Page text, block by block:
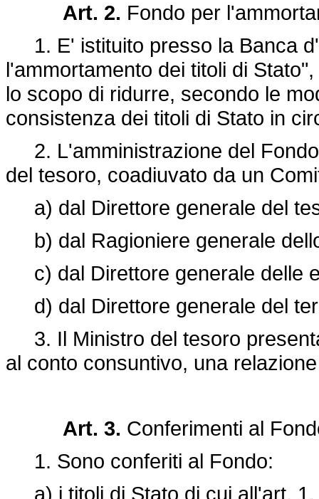
Art. 2. Fondo per
1. E' istituito presso la Banca
l'ammortamento dei titoli di
lo scopo di ridurre, secondo le
consistenza dei titoli di Stato in
2. L'amministrazione del
del tesoro, coadiuvato da un
a) dal Direttore generale del
b) dal Ragioniere generale
c) dal Direttore generale delle
d) dal Direttore generale del
3. Il Ministro del tesoro
al conto consuntivo, una
Art. 3. Conferimenti al
1. Sono conferiti al Fondo:
a) i titoli di Stato di cui all'art. 1,